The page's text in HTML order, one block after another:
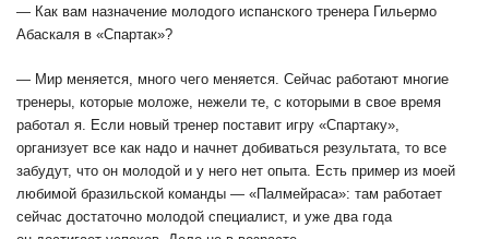
— Как вам назначение молодого испанского тренера Гильермо
Абаскаля в «Спартак»?
— Мир меняется, много чего меняется. Сейчас работают многие
тренеры, которые моложе, нежели те, с которыми в свое время
работал я. Если новый тренер поставит игру «Спартаку»,
организует все как надо и начнет добиваться результата, то все
забудут, что он молодой и у него нет опыта. Есть пример из моей
любимой бразильской команды — «Палмейраса»: там работает
сейчас достаточно молодой специалист, и уже два года